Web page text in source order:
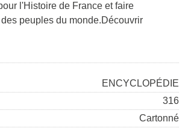
l'Histoire de France et faire
peuples du monde.Découvrir
ENCYCLOPÉDIE
316
Cartonné